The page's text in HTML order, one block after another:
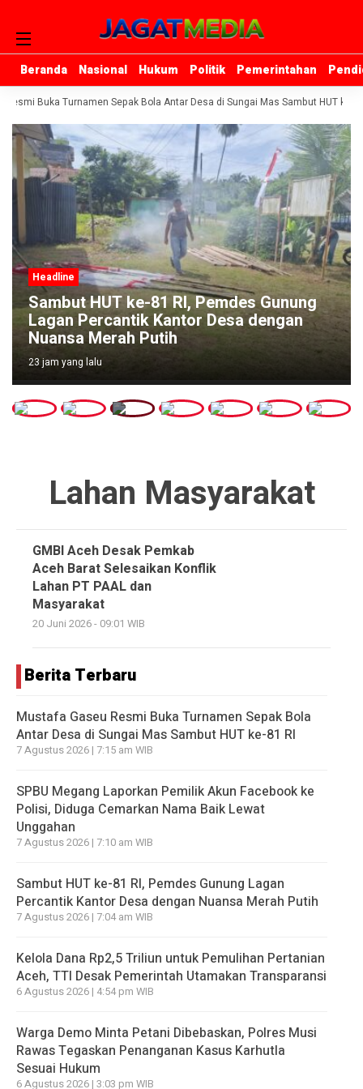
Beranda Nasional Hukum Politik Pemerintahan
Beranda Nasional Hukum Politik Pemerintahan
Buka Turnamen Sepak Bola Antar Desa di Sungai Mas Sambut HUT ke-81
Headline
Sambut HUT ke-81 RI, Pemdes Gunung
Lagan Percantik Kantor Desa dengan
Nuansa Merah Putih
23 jam yang lalu
Lahan Masyarakat
GMBI Aceh Desak Pemkab
Aceh Barat Selesaikan Konflik
Lahan PT PAAL dan
Masyarakat
20 Juni 2026 - 09:01 WIB
Berita Terbaru
Mustafa Gaseu Resmi Buka Turnamen Sepak Bola
Antar Desa di Sungai Mas Sambut HUT ke-81 RI
7 Agustus 2026 | 7:15 am WIB
SPBU Megang Laporkan Pemilik Akun Facebook ke
Polisi, Diduga Cemarkan Nama Baik Lewat
Unggahan
7 Agustus 2026 | 7:10 am WIB
Sambut HUT ke-81 RI, Pemdes Gunung Lagan
Percantik Kantor Desa dengan Nuansa Merah Putih
7 Agustus 2026 | 7:04 am WIB
Kelola Dana Rp2,5 Triliun untuk Pemulihan Pertanian
Aceh, TTI Desak Pemerintah Utamakan Transparansi
6 Agustus 2026 | 4:54 pm WIB
Warga Demo Minta Petani Dibebaskan, Polres Musi
Rawas Tegaskan Penanganan Kasus Karhutla
Sesuai Hukum
6 Agustus 2026 | 3:03 pm WIB